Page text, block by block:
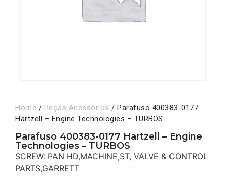
Home / Peças Acessórios / Parafuso 400383-0177
Hartzell – Engine Technologies – TURBOS
Parafuso 400383-0177 Hartzell – Engine
Technologies – TURBOS
SCREW: PAN HD,MACHINE,ST, VALVE & CONTROL
PARTS,GARRETT